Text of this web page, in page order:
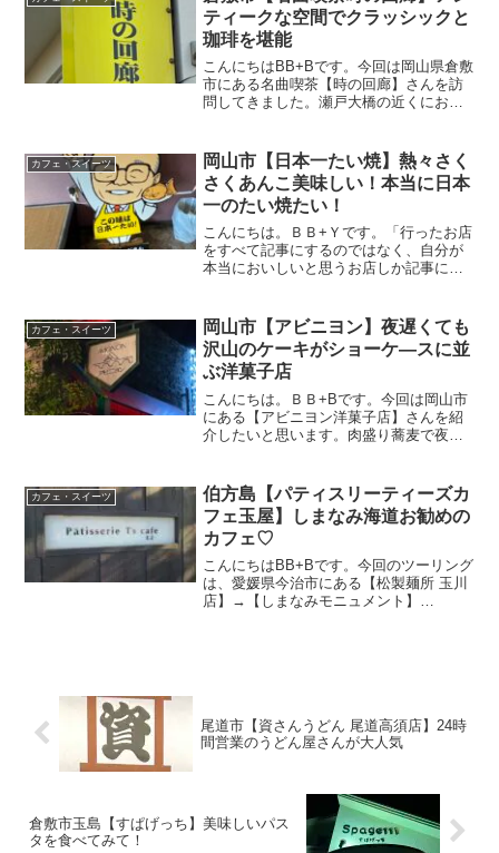
→【Patisserie...
ティークな空間でクラッシックと
珈琲を堪能
こんにちはBB+Bです。今回は岡山県倉敷
市にある名曲喫茶【時の回廊】さんを訪
問してきました。瀬戸大橋の近くにお店
場所がありますので詳しく解説しておき
ますね。【名曲喫茶時...
カフェ・スイーツ
岡山市【日本一たい焼】熱々さく
さくあんこ美味しい！本当に日本
一のたい焼たい！
こんにちは。ＢＢ+Ｙです。「行ったお店
をすべて記事にするのではなく、自分が
本当においしいと思うお店しか記事にし
店）さんを紹介したいと思います。ツー
リングで国道53号線を走...
カフェ・スイーツ
岡山市【アビニヨン】夜遅くても
沢山のケーキがショーケ―スに並
ぶ洋菓子店
こんにちは。ＢＢ+Bです。今回は岡山市
にある【アビニヨン洋菓子店】さんを紹
介したいと思います。肉盛り蕎麦で夜ご
んな時はケーキ食べるでしょ？【アビニ
ヨン】さんは夜遅くまで...
カフェ・スイーツ
伯方島【パティスリーティーズカ
フェ玉屋】しまなみ海道お勧めの
カフェ♡
こんにちはBB+Bです。今回のツーリング
は、愛媛県今治市にある【松製麺所 玉川
店】→【しまなみモニュメント】
尾道市【資さんうどん 尾道高須店】24時
間営業のうどん屋さんが大人気
倉敷市玉島【すぱげっち】美味しいパス
タを食べてみて！